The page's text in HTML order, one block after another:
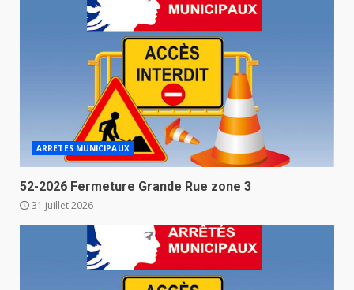
ARRETES MUNICIPAUX
52-2026 Fermeture Grande Rue zone 3
31 juillet 2026